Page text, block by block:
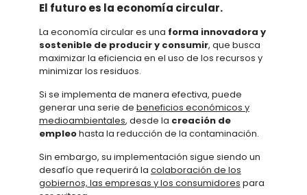
El futuro es la economía circular.
La economía circular es una forma innovadora y
sostenible de producir y consumir, que busca
maximizar la eficiencia en el uso de los recursos y
minimizar los residuos.
Si se implementa de manera efectiva, puede
generar una serie de beneficios económicos y
medioambientales, desde la creación de
empleohasta la reducción de la contaminación.
Sin embargo, su implementación sigue siendo un
desafío que requerirá la colaboración de los
gobiernos, las empresas y los consumidores para